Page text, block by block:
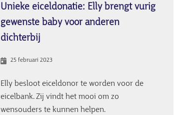
Unieke eiceldonatie: Elly brengt vurig
gewenste baby voor anderen
dichterbij
25 februari 2023
Elly besloot eiceldonor te worden voor de
eicelbank. Zij vindt het mooi om zo
wensouders te kunnen helpen.